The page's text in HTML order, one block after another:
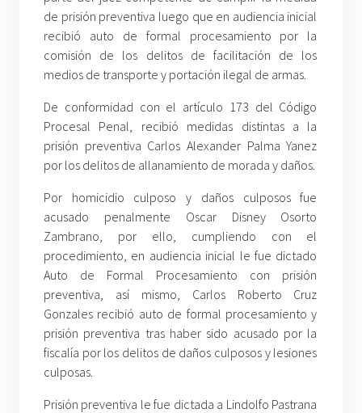
de prisión preventiva luego que en audiencia inicial
recibió auto de formal procesamiento por la
comisión de los delitos de facilitación de los
medios de transporte y portación ilegal de armas.
De conformidad con el artículo 173 del Código
Procesal Penal, recibió medidas distintas a la
prisión preventiva Carlos Alexander Palma Yanez
por los delitos de allanamiento de morada y daños.
Por homicidio culposo y daños culposos fue
acusado penalmente Oscar Disney Osorto
Zambrano, por ello, cumpliendo con el
procedimiento, en audiencia inicial le fue dictado
Auto de Formal Procesamiento con prisión
preventiva, así mismo, Carlos Roberto Cruz
Gonzales recibió auto de formal procesamiento y
prisión preventiva tras haber sido acusado por la
fiscalía por los delitos de daños culposos y lesiones
culposas.
Prisión preventiva le fue dictada a Lindolfo Pastrana